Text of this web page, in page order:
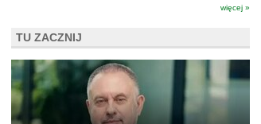
więcej »
TU ZACZNIJ